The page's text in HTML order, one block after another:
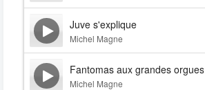
Juve s'explique
Michel Magne
Fantomas aux grandes orgues
Michel Magne